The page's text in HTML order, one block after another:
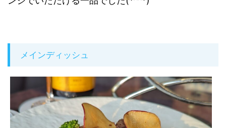
メインディッシュ